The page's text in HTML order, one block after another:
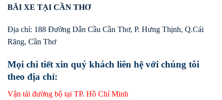
BÃI XE TẠI CẦN THƠ
Địa chỉ: 188 Đường Dẫn Cầu Cần Thơ, P. Hưng Thịnh, Q.Cái
Răng, Cần Thơ
Mọi chi tiết xin quý khách liên hệ với chúng tôi
theo địa chỉ:
Vận tải đường bộ tại TP. Hồ Chí Minh